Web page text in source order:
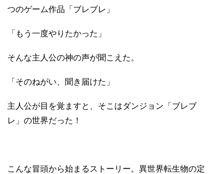
つのゲーム作品「ブレブレ」
「もう一度やりたかった」
そんな主人公の神の声が聞こえた。
「そのねがい、聞き届けた」
主人公が目を覚ますと、そこはダンジョン「ブレブ
レ」の世界だった！
こんな冒頭から始まるストーリー。異世界転生物の定